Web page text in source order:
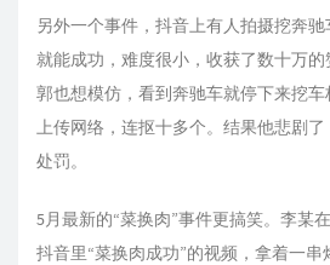
另外一个事件，抖音上有人拍摄挖奔
就能成功，难度很小，收获了数十万
郭也想模仿，看到奔驰车就停下来挖
上传网络，连抠十多个。结果他悲剧
处罚。
5月最新的“菜换肉”事件更搞笑。李某
抖音里“菜换肉成功”的视频，拿着一